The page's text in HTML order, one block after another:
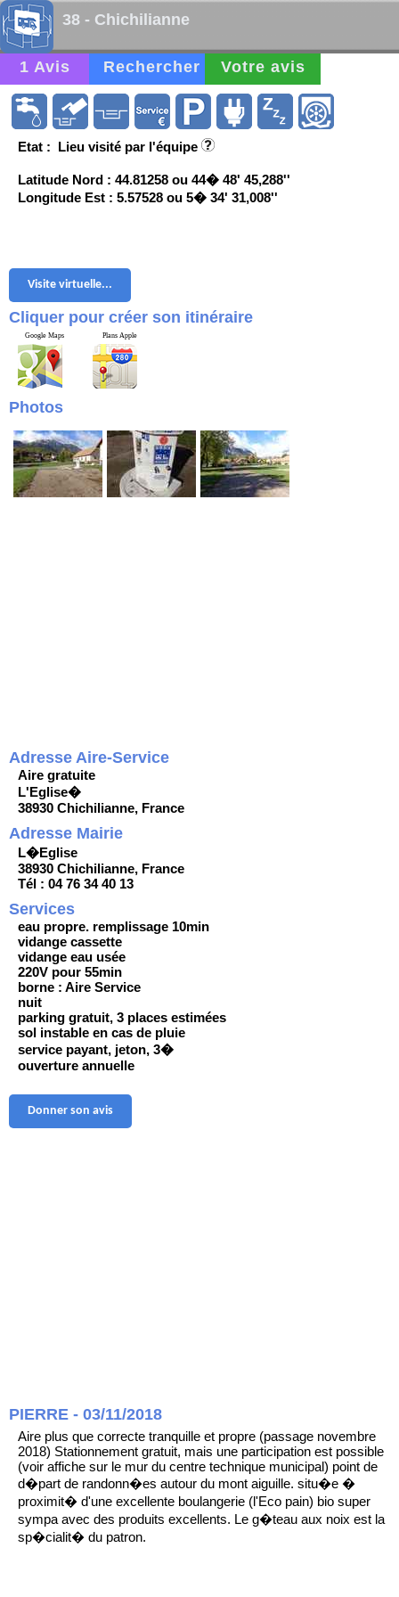
38 - Chichilianne
1 Avis Rechercher Votre avis
Etat : Lieu visité par l'équipe
Latitude Nord : 44.81258 ou 44� 48' 45,288''
Longitude Est : 5.57528 ou 5� 34' 31,008''
Visite virtuelle...
Cliquer pour créer son itinéraire
Google Maps Plans Apple
Photos
Adresse Aire-Service
Aire gratuite
L'Eglise�
38930 Chichilianne, France
Adresse Mairie
L�Eglise
38930 Chichilianne, France
Tél : 04 76 34 40 13
Services
eau propre. remplissage 10min
vidange cassette
vidange eau usée
220V pour 55min
borne : Aire Service
nuit
parking gratuit, 3 places estimées
sol instable en cas de pluie
service payant, jeton, 3�
ouverture annuelle
Donner son avis
PIERRE - 03/11/2018
Aire plus que correcte tranquille et propre (passage novembre
2018) Stationnement gratuit, mais une participation est possible
(voir affiche sur le mur du centre technique municipal) point de
d�part de randonn�es autour du mont aiguille. situ�e �
proximit� d'une excellente boulangerie (l'Eco pain) bio super
sympa avec des produits excellents. Le g�teau aux noix est la
sp�cialit� du patron.